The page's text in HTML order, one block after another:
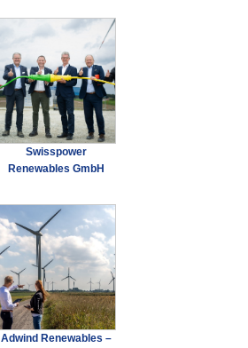
Swisspower
Renewables GmbH
Adwind Renewables –